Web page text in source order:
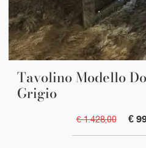
Tavolino Modello
Grigio
€ 1.428,00 €